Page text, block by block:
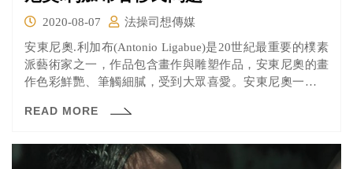
2020-08-07
法操司想傳媒
安東尼奧.利加布(Antonio Ligabue)是20世紀最重要的樸素
派藝術家之一，作品包含畫作與雕塑作品，安東尼奧的畫
作色彩鮮艷、筆觸細膩，受到大眾喜愛。安東尼奧一生飽
量的作品，十分難得。義大利導演喬治歐.迪里蒂(Giorgio
世界介紹這位特別的義大利藝術家。
READ MORE